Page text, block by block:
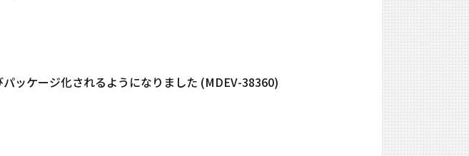
ッケージ化されるようになりました (MDEV-38360)